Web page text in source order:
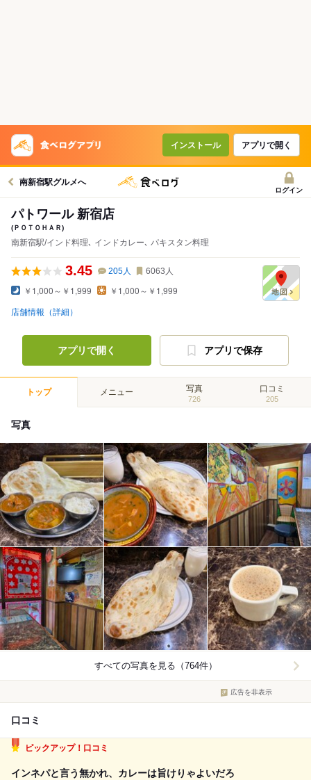
インストール アプリで開く
南新宿駅グルメへ
ログイン
パトワール 新宿店
(ＰＯＴＯＨＡＲ)
南新宿駅/インド料理､ インドカレー､ パキスタン料理
3.45 205人 6063 人
￥1,000～￥1,999 ￥1,000～￥1,999
店舗情報（詳細）
アプリで開く アプリで保存
トップ メニュー 写真
726
口コミ
205
写真
すべての写真を見る（764件）
広告を非表示
口コミ
ピックアップ！口コミ
インネパと言う無かれ、カレーは旨けりゃよいだろ